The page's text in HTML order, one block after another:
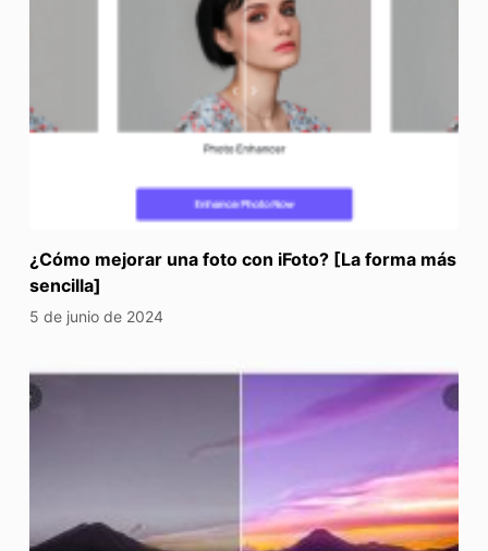
¿Cómo mejorar una foto con iFoto? [La forma más
sencilla]
5 de junio de 2024